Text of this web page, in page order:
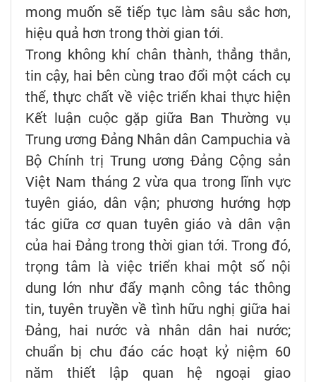
mong muốn sẽ tiếp tục làm sâu sắc hơn,
hiệu quả hơn trong thời gian tới.
Trong không khí chân thành, thẳng thắn,
tin cậy, hai bên cùng trao đổi một cách cụ
thể, thực chất về việc triển khai thực hiện
Kết luận cuộc gặp giữa Ban Thường vụ
Trung ương Đảng Nhân dân Campuchia và
Bộ Chính trị Trung ương Đảng Cộng sản
Việt Nam tháng 2 vừa qua trong lĩnh vực
tuyên giáo, dân vận; phương hướng hợp
tác giữa cơ quan tuyên giáo và dân vận
của hai Đảng trong thời gian tới. Trong đó,
trọng tâm là việc triển khai một số nội
dung lớn như đẩy mạnh công tác thông
tin, tuyên truyền về tình hữu nghị giữa hai
Đảng, hai nước và nhân dân hai nước;
chuẩn bị chu đáo các hoạt kỷ niệm 60
năm thiết lập quan hệ ngoại giao